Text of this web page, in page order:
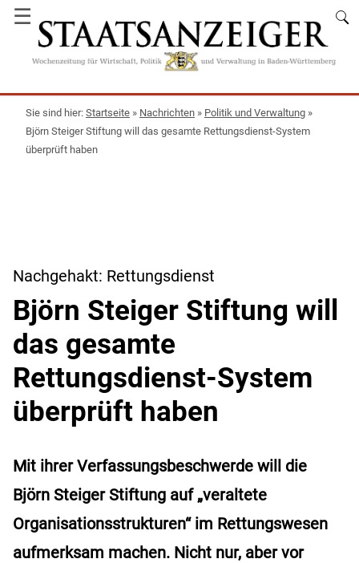
☰
Startseite » Nachrichten » Politik und Verwaltung »
Björn Steiger Stiftung will das gesamte Rettungsdienst-System
überprüft haben
Nachgehakt: Rettungsdienst
Björn Steiger Stiftung will
das gesamte
Rettungsdienst-System
überprüft haben
Mit ihrer Verfassungsbeschwerde will die
Björn Steiger Stiftung auf „veraltete
Organisationsstrukturen“ im Rettungswesen
aufmerksam machen. Nicht nur, aber vor